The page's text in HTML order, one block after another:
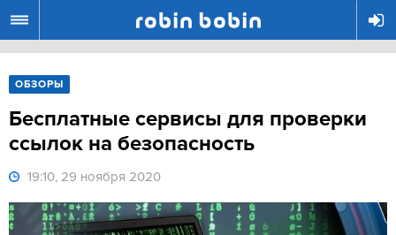
ОБЗОРЫ
Бесплатные сервисы для проверки
ссылок на безопасность
19:10, 29 ноября 2020